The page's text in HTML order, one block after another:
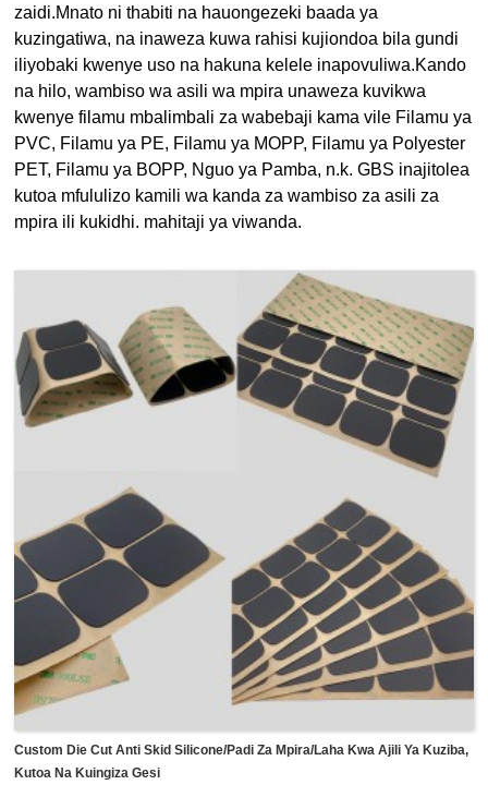
zaidi.Mnato ni thabiti na hauongezeki baada ya
kuzingatiwa, na inaweza kuwa rahisi kujiondoa bila gundi
iliyobaki kwenye uso na hakuna kelele inapovuliwa.Kando
na hilo, wambiso wa asili wa mpira unaweza kuvikwa
kwenye filamu mbalimbali za wabebaji kama vile Filamu ya
PVC, Filamu ya PE, Filamu ya MOPP, Filamu ya Polyester
PET, Filamu ya BOPP, Nguo ya Pamba, n.k. GBS inajitolea
kutoa mfululizo kamili wa kanda za wambiso za asili za
mpira ili kukidhi. mahitaji ya viwanda.
Custom Die Cut Anti Skid Silicone/Padi Za Mpira/Laha Kwa Ajili Ya Kuziba,
Kutoa Na Kuingiza Gesi